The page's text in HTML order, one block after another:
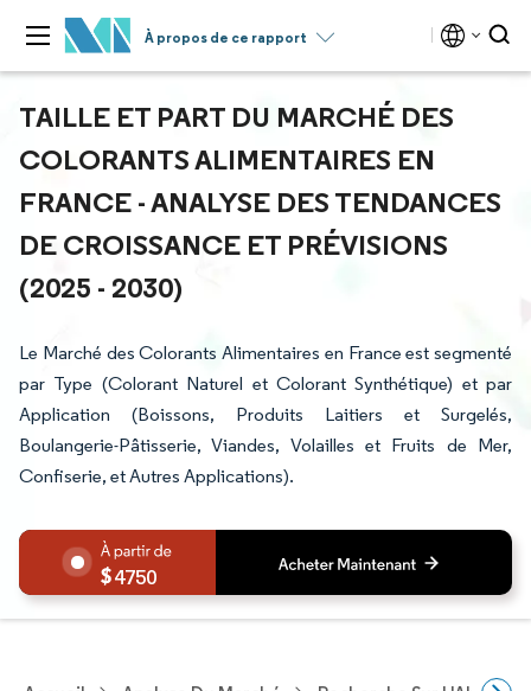
À propos de ce rapport
TAILLE ET PART DU MARCHÉ DES
COLORANTS ALIMENTAIRES EN
FRANCE - ANALYSE DES TENDANCES
DE CROISSANCE ET PRÉVISIONS
(2025 - 2030)
Le Marché des Colorants Alimentaires en France est segmenté
par Type (Colorant Naturel et Colorant Synthétique) et par
Application (Boissons, Produits Laitiers et Surgelés,
Boulangerie-Pâtisserie, Viandes, Volailles et Fruits de Mer,
Confiserie, et Autres Applications).
4750